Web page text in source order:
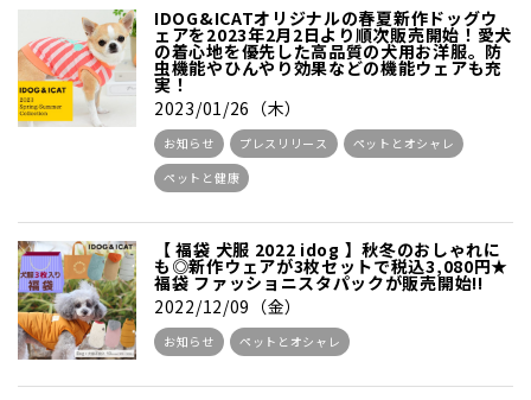
IDOG&ICATオリジナルの春夏新作ドッグウ
ェアを2023年2月2日より順次販売開始！愛犬
の着心地を優先した高品質の犬用お洋服。防
虫機能やひんやり効果などの機能ウェアも充
実！
2023/01/26（木）
お知らせ プレスリリース
ペットとオシャレ
ペットと健康
【 福袋 犬服 2022 idog 】秋冬のおしゃれに
も◎新作ウェアが3枚セットで税込3,080円★
福袋 ファッショニスタパックが販売開始!!
2022/12/09（金）
お知らせ ペットとオシャレ